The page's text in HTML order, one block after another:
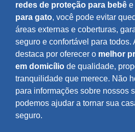
redes de proteção para bebê e
para gato, você pode evitar
áreas externas e coberturas,
seguro e confortável para todos.
destaca por oferecer o melhor
em domicílio de qualidade,
tranquilidade que merece. Não
para informações sobre nossos
podemos ajudar a tornar sua
seguro.